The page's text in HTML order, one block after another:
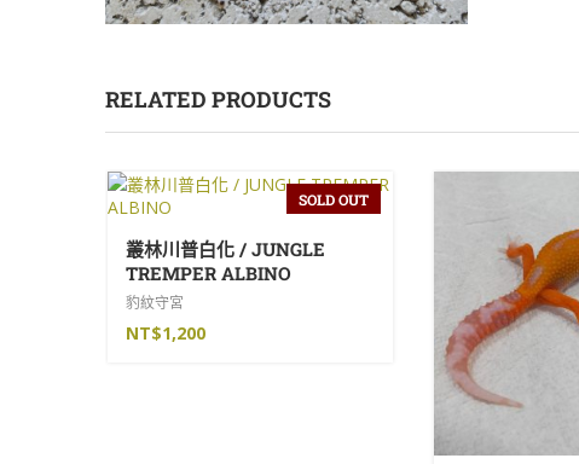
RELATED PRODUCTS
SOLD OUT
叢林川普白化 / JUNGLE
TREMPER ALBINO
豹紋守宮
NT$1,200